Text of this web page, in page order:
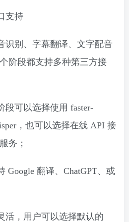
支持
识别、字幕翻译、文字配音
阶段都支持多种第三方接
段可以选择使用 faster-
，也可以选择在线 API 接
务；
Google 翻译、ChatGPT、或
活，用户可以选择默认的